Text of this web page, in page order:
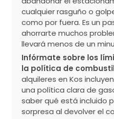
cualquier rasguño o
como por fuera. Es un
ahorrarte muchos
llevará menos de un
Infórmate sobre los
la política de
alquileres en Kos
una política clara de
saber qué está incluido
sorpresa al devolver el